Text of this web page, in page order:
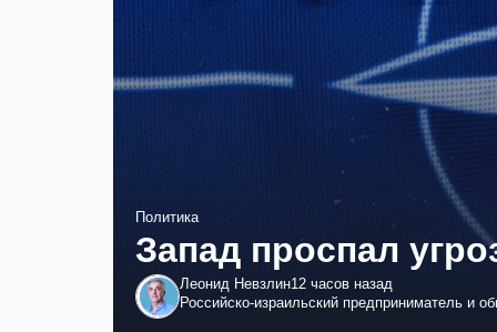
Политика
Запад проспал
Леонид Невзлин12 часов назад
Российско-израильский предприниматель и